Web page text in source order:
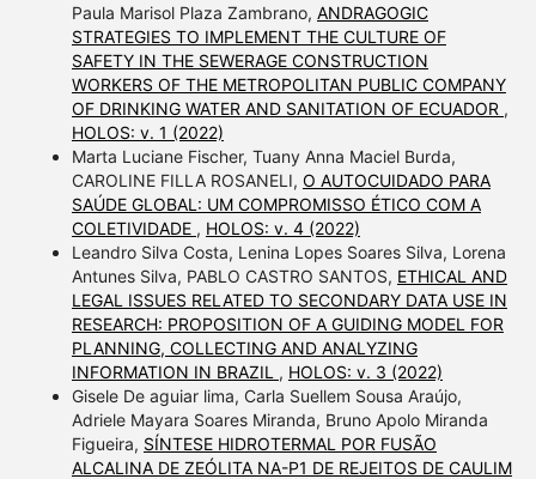
Paula Marisol Plaza Zambrano, ANDRAGOGIC
STRATEGIES TO IMPLEMENT THE CULTURE OF
SAFETY IN THE SEWERAGE CONSTRUCTION
WORKERS OF THE METROPOLITAN PUBLIC COMPANY
OF DRINKING WATER AND SANITATION OF ECUADOR ,
HOLOS: v. 1 (2022)
Marta Luciane Fischer, Tuany Anna Maciel Burda,
CAROLINE FILLA ROSANELI, O AUTOCUIDADO PARA
SAÚDE GLOBAL: UM COMPROMISSO ÉTICO COM A
COLETIVIDADE , HOLOS: v. 4 (2022)
Leandro Silva Costa, Lenina Lopes Soares Silva, Lorena
Antunes Silva, PABLO CASTRO SANTOS, ETHICAL AND
LEGAL ISSUES RELATED TO SECONDARY DATA USE IN
RESEARCH: PROPOSITION OF A GUIDING MODEL FOR
PLANNING, COLLECTING AND ANALYZING
INFORMATION IN BRAZIL , HOLOS: v. 3 (2022)
Gisele De aguiar lima, Carla Suellem Sousa Araújo,
Adriele Mayara Soares Miranda, Bruno Apolo Miranda
Figueira, SÍNTESE HIDROTERMAL POR FUSÃO
ALCALINA DE ZEÓLITA NA-P1 DE REJEITOS DE CAULIM